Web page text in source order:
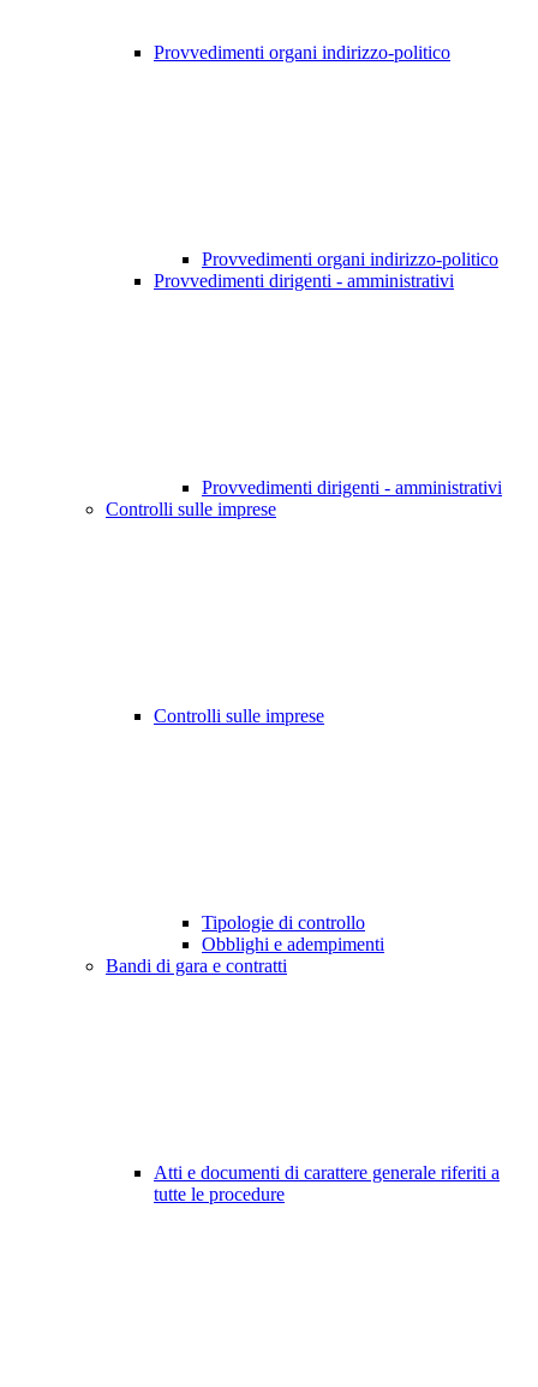
Provvedimenti organi indirizzo-politico
Provvedimenti organi indirizzo-politico
Provvedimenti dirigenti - amministrativi
Provvedimenti dirigenti - amministrativi
Controlli sulle imprese
Controlli sulle imprese
Tipologie di controllo
Obblighi e adempimenti
Bandi di gara e contratti
Atti e documenti di carattere generale riferiti a
tutte le procedure